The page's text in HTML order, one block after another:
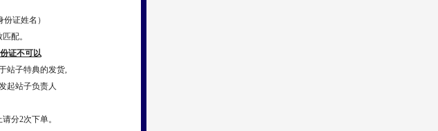
证姓名）
配。
证不可以
站子特典的发货,
起站子负责人
分2次下单。